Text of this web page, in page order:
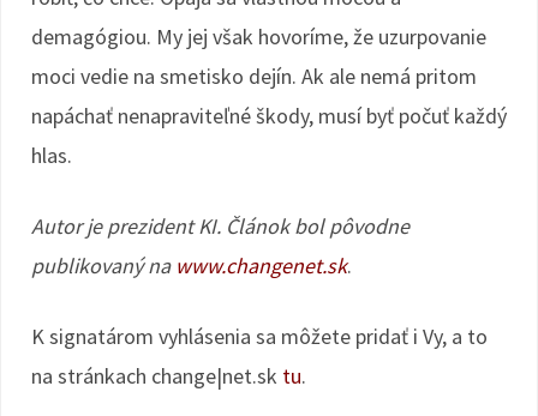
demagógiou. My jej však hovoríme, že uzurpovanie
moci vedie na smetisko dejín. Ak ale nemá pritom
napáchať nenapraviteľné škody, musí byť počuť každý
hlas.
Autor je prezident KI. Článok bol pôvodne
publikovaný na www.changenet.sk.
K signatárom vyhlásenia sa môžete pridať i Vy, a to
na stránkach change|net.sk tu.